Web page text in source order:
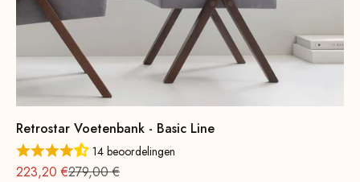
Retrostar Voetenbank - Basic Line
14 beoordelingen
Aanbieding vanaf
223,20 €Normale
279,00 €